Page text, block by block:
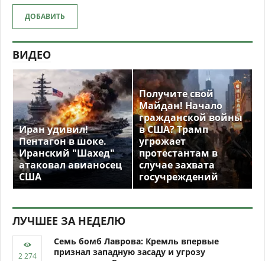
ДОБАВИТЬ
ВИДЕО
Иран удивил!
Пентагон в шоке.
Иранский "Шахед"
атаковал авианосец
США
Получите свой
Майдан! Начало
гражданской войны
в США? Трамп
угрожает
протестантам в
случае захвата
госучреждений
ЛУЧШЕЕ ЗА НЕДЕЛЮ
Семь бомб Лаврова: Кремль впервые
признал западную засаду и угрозу